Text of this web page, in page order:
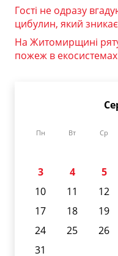
Гості не одразу
цибулин, який зникає
На Житомирщині
пожеж в
Пн Вт Ср
3
4 5
10
11 12
17
18 19
24
25 26
31